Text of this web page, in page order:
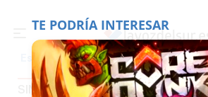
Es noticia Precio luz Padre Coraje
SIN CATEGORIA
TE PODRÍA INTERESAR